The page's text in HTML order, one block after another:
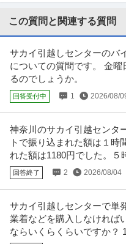
務（マネーフォワード給与、…続き
ホールスタッフ／人気ラーメ
めん花月嵐 デックス東京ビー
グロービート・ジャパン株式会社
新着 パート・アルバイト
月給24万円
―――――――――――――― この仕
―――――――― ・らあめ
…続き
仕分け
株式会社フルキャスト東京支社/
時給1,600円〜1,800円
＼人気のお仕事いろいろ／ ・商品
・アパレル商品の倉庫作業…続き
この質問と関連する質問
サカイ引越しセンターのバ
についての質問です。 金
るのでしょうか。
回答受付中 1 2026/08/
神奈川のサカイ引越センタ
トで振り込まれた額は１時
れた額は1180円でした。５
回答終了 2 2026/08/04
サカイ引越しセンターで単
業着などを購入しなければ
ならいくらくらいですか？